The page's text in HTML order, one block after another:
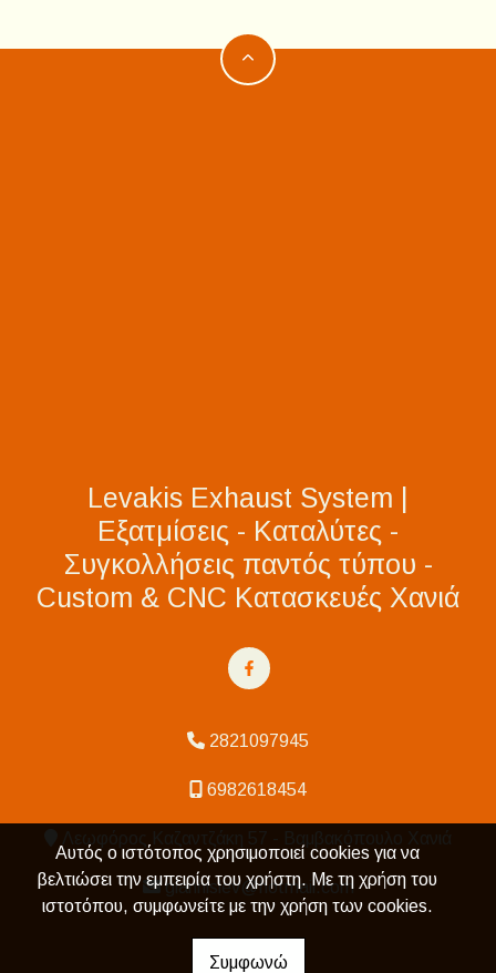
Levakis Exhaust System |
Εξατμίσεις - Καταλύτες -
Συγκολλήσεις παντός τύπου -
Custom & CNC Κατασκευές Χανιά
2821097945
6982618454
giannislev@hotmail.com
Αυτός ο ιστότοπος χρησιμοποιεί cookies για να
βελτιώσει την εμπειρία του χρήστη. Με τη χρήση του
ιστοτόπου, συμφωνείτε με την χρήση των cookies.
Συμφωνώ